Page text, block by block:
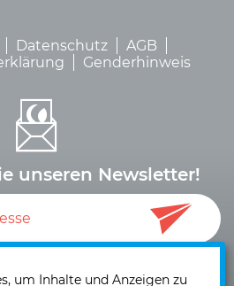
Datenschutz
AGB
Genderhinweis
unseren Newsletter!
von Neuigkeiten und
um Inhalte und Anzeigen zu